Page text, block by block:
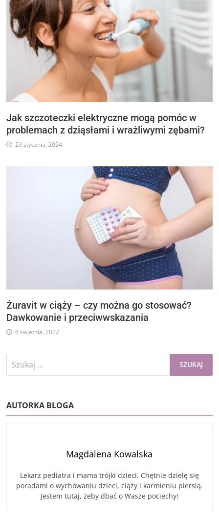
Jak szczoteczki elektryczne mogą pomóc w
problemach z dziąsłami i wrażliwymi zębami?
23 stycznia, 2024
Żuravit w ciąży – czy można go stosować?
Dawkowanie i przeciwwskazania
6 kwietnia, 2022
Szukaj:
AUTORKA BLOGA
Magdalena Kowalska
Lekarz pediatra i mama trójki dzieci. Chętnie dzielę się
poradami o wychowaniu dzieci, ciąży i karmieniu piersią.
Jestem tutaj, żeby dbać o Wasze pociechy!